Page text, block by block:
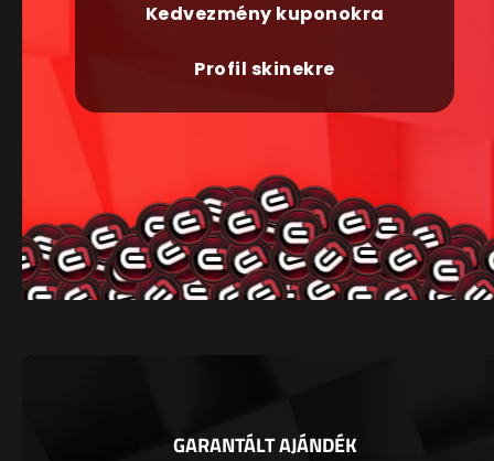
Kedvezmény kuponokra
Profil skinekre
GARANTÁLT AJÁNDÉK